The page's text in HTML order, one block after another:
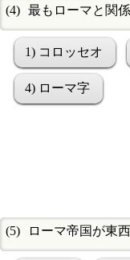
最もローマと関
1) コロッセオ
4) ローマ字
ローマ帝国が東